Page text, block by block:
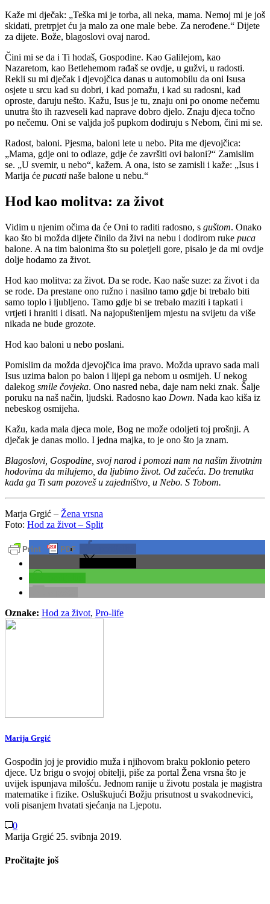
Kaže mi dječak: „Teška mi je torba, ali neka, mama. Nemoj mi je još
skidati, pretrpjet ću ja malo za one male bebe. Za nerođene.“ Dijete
za dijete. Bože, blagoslovi ovaj narod.
Čini mi se da i Ti hodaš, Gospodine. Kao Galilejom, kao
Nazaretom, kao Betlehemom rađaš se ovdje, u gužvi, u radosti.
Rekli su mi dječak i djevojčica danas u automobilu da oni Isusa
osjete u srcu kad su dobri, i kad pomažu, i kad su radosni, kad
oproste, daruju nešto. Kažu, Isus je tu, znaju oni po onome nečemu
unutra što ih razveseli kad naprave dobro djelo. Znaju djeca točno
po nečemu. Oni se valjda još pupkom dodiruju s Nebom, čini mi se.
Radost, baloni. Pjesma, baloni lete u nebo. Pita me djevojčica:
„Mama, gdje oni to odlaze, gdje će završiti ovi baloni?“ Zamislim
se. „U svemir, u nebo“, kažem. A ona, isto se zamisli i kaže: „Isus i
Marija će pucati naše balone u nebu.“
Hod kao molitva: za život
Vidim u njenim očima da će Oni to raditi radosno, s guštom. Onako
kao što bi možda dijete činilo da živi na nebu i dodirom ruke puca
balone. A na tim balonima što su poletjeli gore, pisalo je da mi ovdje
dolje hodamo za život.
Hod kao molitva: za život. Da se rode. Kao naše suze: za život i da
se rode. Da prestane ono ružno i nasilno tamo gdje bi trebalo biti
samo toplo i ljubljeno. Tamo gdje bi se trebalo maziti i tapkati i
vrtjeti i hraniti i disati. Na najopuštenijem mjestu na svijetu da više
nikada ne bude grozote.
Hod kao baloni u nebo poslani.
Pomislim da možda djevojčica ima pravo. Možda upravo sada mali
Isus uzima balon po balon i lijepi ga nebom u osmijeh. U nekog
dalekog smile čovjeka. Ono nasred neba, daje nam neki znak. Šalje
poruku na naš način, ljudski. Radosno kao Down. Nada kao kiša iz
nebeskog osmijeha.
Kažu, kada mala djeca mole, Bog ne može odoljeti toj prošnji. A
dječak je danas molio. I jedna majka, to je ono što ja znam.
Blagoslovi, Gospodine, svoj narod i pomozi nam na našim životnim
hodovima da milujemo, da ljubimo život. Od začeća. Do trenutka
kada ga Ti sam pozoveš u zajedništvo, u Nebo. S Tobom.
Marja Grgić – Žena vrsna
Foto: Hod za život – Split
Oznake: Hod za život, Pro-life
Marija Grgić
Gospodin joj je providio muža i njihovom braku poklonio petero
djece. Uz brigu o svojoj obitelji, piše za portal Žena vrsna što je
uvijek ispunjava milošću. Jednom ranije u životu postala je magistra
matematike i fizike. Osluškujući Božju prisutnost u svakodnevici,
voli pisanjem hvatati sjećanja na Ljepotu.
0
Marija Grgić 25. svibnja 2019.
Pročitajte još